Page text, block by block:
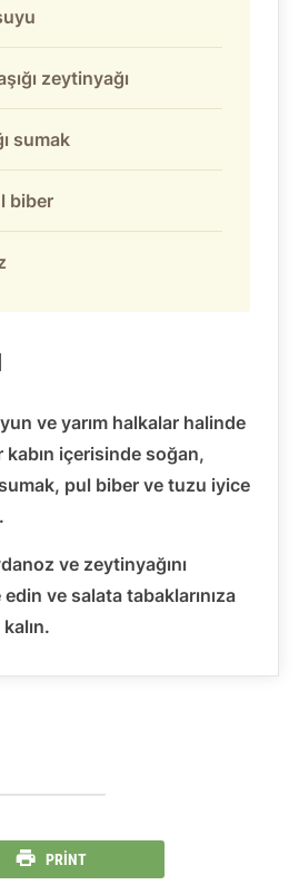
zeytinyağı
sumak
biber
ve yarım halkalar halinde
kabın içerisinde soğan,
pul biber ve tuzu iyice
ve zeytinyağını
ve salata tabaklarınıza
PRINT